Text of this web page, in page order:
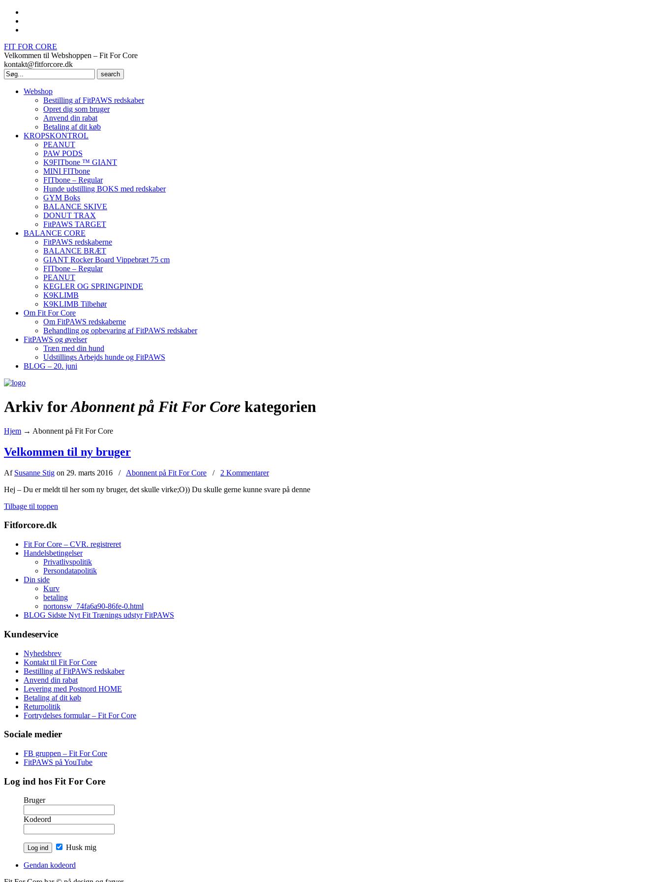
FIT FOR CORE
Velkommen til Webshoppen – Fit For Core
kontakt@fitforcore.dk
Search
for:
Webshop
Bestilling af FitPAWS redskaber
Opret dig som bruger
Anvend din rabat
Betaling af dit køb
KROPSKONTROL
PEANUT
PAW PODS
K9FITbone ™ GIANT
MINI FITbone
FITbone – Regular
Hunde udstilling BOKS med redskaber
GYM Boks
BALANCE SKIVE
DONUT TRAX
FitPAWS TARGET
BALANCE CORE
FitPAWS redskaberne
BALANCE BRÆT
GIANT Rocker Board Vippebræt 75 cm
FITbone – Regular
PEANUT
KEGLER OG SPRINGPINDE
K9KLIMB
K9KLIMB Tilbehør
Om Fit For Core
Om FitPAWS redskaberne
Behandling og opbevaring af FitPAWS redskaber
FitPAWS og øvelser
Træn med din hund
Udstillings Arbejds hunde og FitPAWS
BLOG – 20. juni
Arkiv forAbonnent på Fit For Core kategorien
Hjem → Abonnent på Fit For Core
Velkommen til ny bruger
Af Susanne Stig on 29. marts 2016 / Abonnent på Fit For Core / 2 Kommentarer
Hej – Du er meldt til her som ny bruger, det skulle virke;O)) Du skulle gerne kunne svare på denne
Tilbage til toppen
Fitforcore.dk
Fit For Core – CVR. registreret
Handelsbetingelser
Privatlivspolitik
Persondatapolitik
Din side
Kurv
betaling
nortonsw_74fa6a90-86fe-0.html
BLOG Sidste Nyt Fit Trænings udstyr FitPAWS
Kundeservice
Nyhedsbrev
Kontakt til Fit For Core
Bestilling af FitPAWS redskaber
Anvend din rabat
Levering med Postnord HOME
Betaling af dit køb
Returpolitik
Fortrydelses formular – Fit For Core
Sociale medier
FB gruppen – Fit For Core
FitPAWS på YouTube
Log ind hos Fit For Core
Bruger
Kodeord
Husk mig
Gendan kodeord